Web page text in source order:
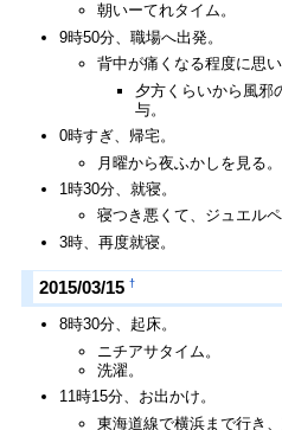
朝いーてれタイム。
9時50分、職場へ出発。
背中が痛くなる程度に思
夕方くらいから風邪
与。
0時すぎ、帰宅。
月曜から夜ふかしを見る。
1時30分、就寝。
寝つき悪くて、ジュエルペ
3時、再度就寝。
2015/03/15 †
8時30分、起床。
ニチアサタイム。
洗濯。
11時15分、お出かけ。
東海道線で横浜まで行き